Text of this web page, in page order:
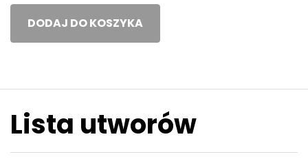
DODAJ DO KOSZYKA
Lista utworów